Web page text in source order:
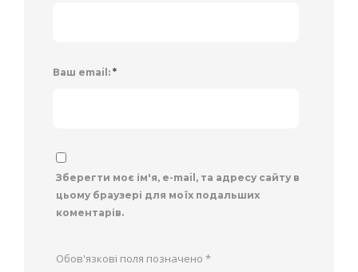
Ваш email: *
Зберегти моє ім'я, e-mail, та адресу сайту в
цьому браузері для моїх подальших
коментарів.
Обов'язкові поля позначено *